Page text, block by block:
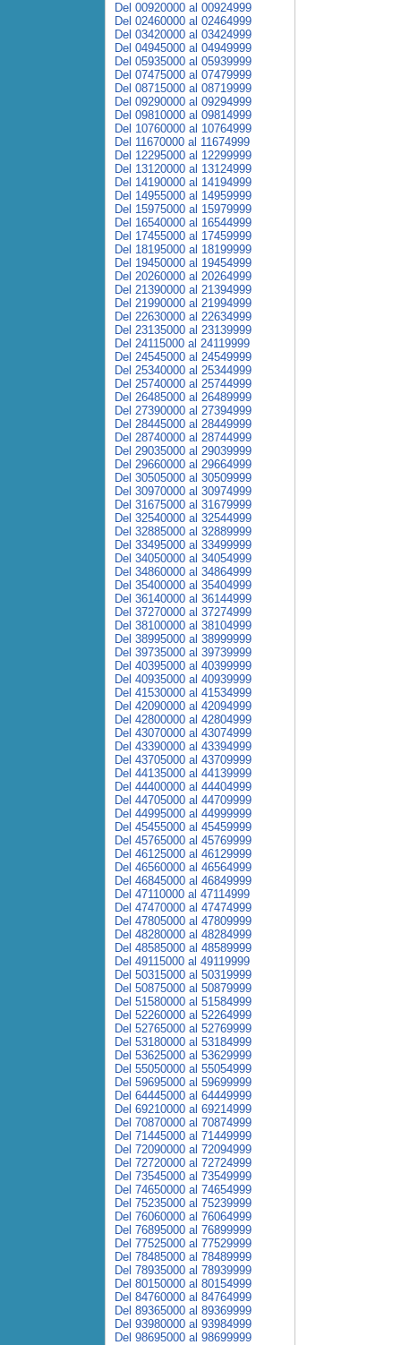
Del 00920000 al 00924999
Del 02460000 al 02464999
Del 03420000 al 03424999
Del 04945000 al 04949999
Del 05935000 al 05939999
Del 07475000 al 07479999
Del 08715000 al 08719999
Del 09290000 al 09294999
Del 09810000 al 09814999
Del 10760000 al 10764999
Del 11670000 al 11674999
Del 12295000 al 12299999
Del 13120000 al 13124999
Del 14190000 al 14194999
Del 14955000 al 14959999
Del 15975000 al 15979999
Del 16540000 al 16544999
Del 17455000 al 17459999
Del 18195000 al 18199999
Del 19450000 al 19454999
Del 20260000 al 20264999
Del 21390000 al 21394999
Del 21990000 al 21994999
Del 22630000 al 22634999
Del 23135000 al 23139999
Del 24115000 al 24119999
Del 24545000 al 24549999
Del 25340000 al 25344999
Del 25740000 al 25744999
Del 26485000 al 26489999
Del 27390000 al 27394999
Del 28445000 al 28449999
Del 28740000 al 28744999
Del 29035000 al 29039999
Del 29660000 al 29664999
Del 30505000 al 30509999
Del 30970000 al 30974999
Del 31675000 al 31679999
Del 32540000 al 32544999
Del 32885000 al 32889999
Del 33495000 al 33499999
Del 34050000 al 34054999
Del 34860000 al 34864999
Del 35400000 al 35404999
Del 36140000 al 36144999
Del 37270000 al 37274999
Del 38100000 al 38104999
Del 38995000 al 38999999
Del 39735000 al 39739999
Del 40395000 al 40399999
Del 40935000 al 40939999
Del 41530000 al 41534999
Del 42090000 al 42094999
Del 42800000 al 42804999
Del 43070000 al 43074999
Del 43390000 al 43394999
Del 43705000 al 43709999
Del 44135000 al 44139999
Del 44400000 al 44404999
Del 44705000 al 44709999
Del 44995000 al 44999999
Del 45455000 al 45459999
Del 45765000 al 45769999
Del 46125000 al 46129999
Del 46560000 al 46564999
Del 46845000 al 46849999
Del 47110000 al 47114999
Del 47470000 al 47474999
Del 47805000 al 47809999
Del 48280000 al 48284999
Del 48585000 al 48589999
Del 49115000 al 49119999
Del 50315000 al 50319999
Del 50875000 al 50879999
Del 51580000 al 51584999
Del 52260000 al 52264999
Del 52765000 al 52769999
Del 53180000 al 53184999
Del 53625000 al 53629999
Del 55050000 al 55054999
Del 59695000 al 59699999
Del 64445000 al 64449999
Del 69210000 al 69214999
Del 70870000 al 70874999
Del 71445000 al 71449999
Del 72090000 al 72094999
Del 72720000 al 72724999
Del 73545000 al 73549999
Del 74650000 al 74654999
Del 75235000 al 75239999
Del 76060000 al 76064999
Del 76895000 al 76899999
Del 77525000 al 77529999
Del 78485000 al 78489999
Del 78935000 al 78939999
Del 80150000 al 80154999
Del 84760000 al 84764999
Del 89365000 al 89369999
Del 93980000 al 93984999
Del 98695000 al 98699999